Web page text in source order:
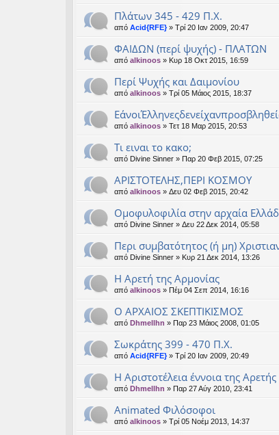
Πλάτων 345 - 429 Π.Χ.
από Acid{RFE}» Τρί 20 Ιαν 2009, 20:47
ΦΑΙΔΩΝ (περί ψυχής) - ΠΛΑΤΩΝ
από alkinoos » Κυρ 18 Οκτ 2015, 16:59
Περί Ψυχής και Δαιμονίου
από alkinoos » Τρί 05 Μάιος 2015, 18:37
από alkinoos » Τετ 18 Μαρ 2015, 20:53
Τι ειναι το κακο;
από Divine Sinner » Παρ 20 Φεβ 2015, 07:25
ΑΡΙΣΤΟΤΕΛΗΣ,ΠΕΡΙ ΚΟΣΜΟΥ
από alkinoos » Δευ 02 Φεβ 2015, 20:42
Ομοφυλοφιλία στην αρχαία
από Divine Sinner » Δευ 22 Δεκ 2014, 05:58
Περι συμβατότητος (ή μη)
από Divine Sinner » Κυρ 21 Δεκ 2014, 13:26
Η Αρετή της Αρμονίας
από alkinoos » Πέμ 04 Σεπ 2014, 16:16
Ο ΑΡΧΑΙΟΣ ΣΚΕΠΤΙΚΙΣΜΟΣ
από Dhmellhn » Παρ 23 Μάιος 2008, 01:05
Σωκράτης 399 - 470 Π.Χ.
από Acid{RFE}» Τρί 20 Ιαν 2009, 20:49
Η Αριστοτέλεια έννοια της Αρετής
από Dhmellhn » Παρ 27 Αύγ 2010, 23:41
Animated Φιλόσοφοι
από alkinoos » Τρί 05 Νοέμ 2013, 14:37